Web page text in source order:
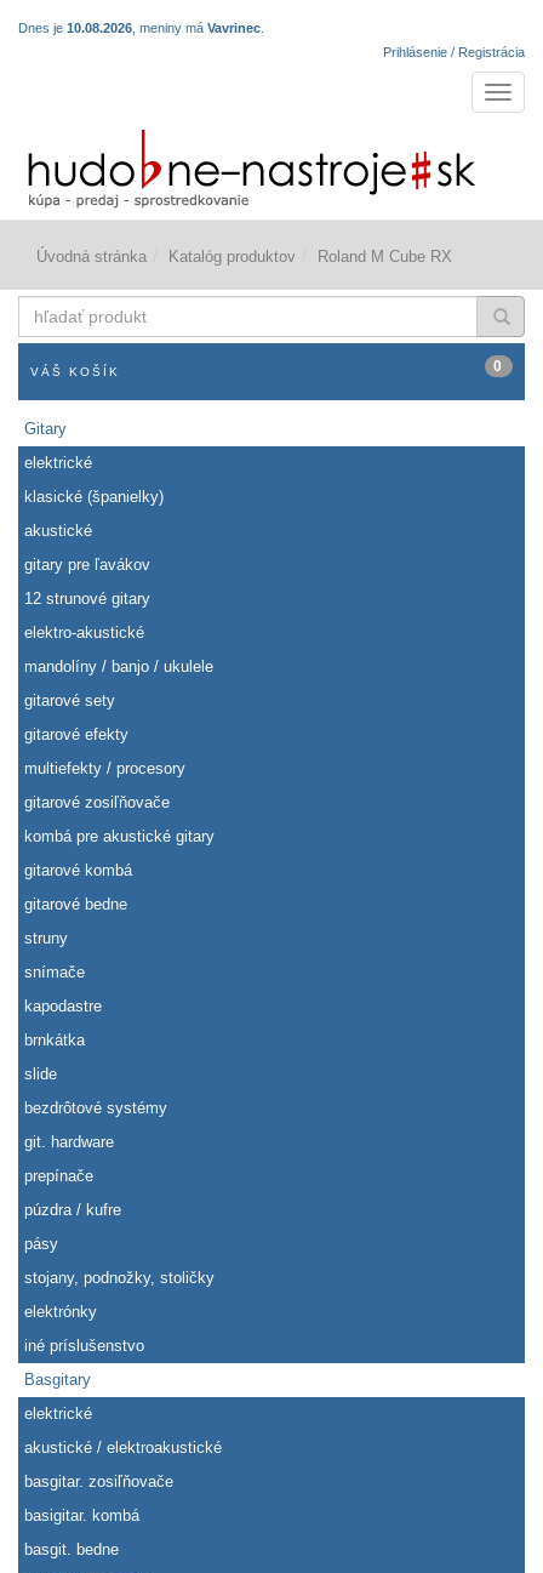
Dnes je 10.08.2026 , meniny má Vavrinec
Prihlásenie / Registrácia
Úvodná stránka Katalóg produktov Roland M Cube RX
produkt
VÁŠ KOŠÍK 0
Gitary
elektrické
klasické (španielky)
akustické
gitary pre ľavákov
12 strunové gitary
elektro-akustické
mandolíny / banjo / ukulele
gitarové sety
gitarové efekty
multiefekty / procesory
gitarové zosiľňovače
kombá pre akustické gitary
gitarové kombá
gitarové bedne
struny
snímače
kapodastre
brnkátka
slide
bezdrôtové systémy
git. hardware
prepínače
púzdra / kufre
pásy
stojany, podnožky, stoličky
elektrónky
iné príslušenstvo
Basgitary
elektrické
akustické / elektroakustické
basgitar. zosiľňovače
basigitar. kombá
basgit. bedne